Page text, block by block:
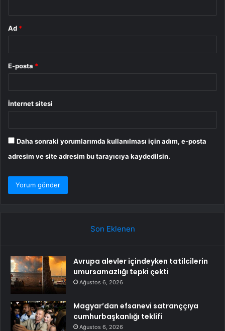
Ad *
E-posta *
İnternet sitesi
Daha sonraki yorumlarımda kullanılması için adım, e-posta
adresim ve site adresim bu tarayıcıya kaydedilsin.
Son Eklenen
Avrupa alevler içindeyken tatilcilerin
umursamazlığı tepki çekti
Ağustos 6, 2026
Magyar’dan efsanevi satranççıya
cumhurbaşkanlığı teklifi
Ağustos 6, 2026